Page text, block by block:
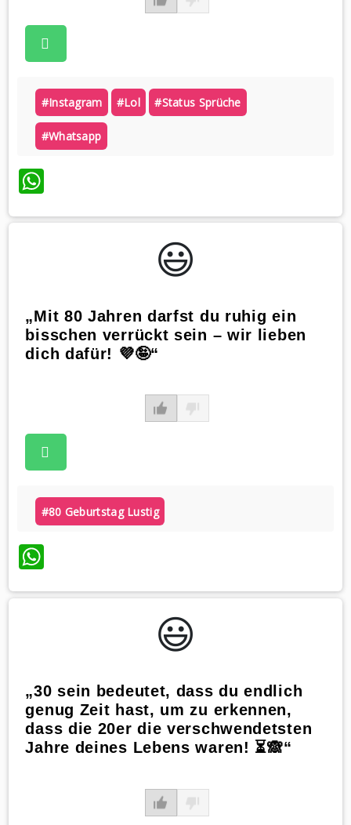
#instagram #lol #status Sprüche
#whatsapp
WhatsApp
😃️
„Mit 80 Jahren darfst du ruhig ein
bisschen verrückt sein – wir lieben
dich dafür! 💜🤪“
#80 Geburtstag Lustig
WhatsApp
😃️
„30 sein bedeutet, dass du endlich
genug Zeit hast, um zu erkennen,
dass die 20er die verschwendetsten
Jahre deines Lebens waren! ⏳🙈“